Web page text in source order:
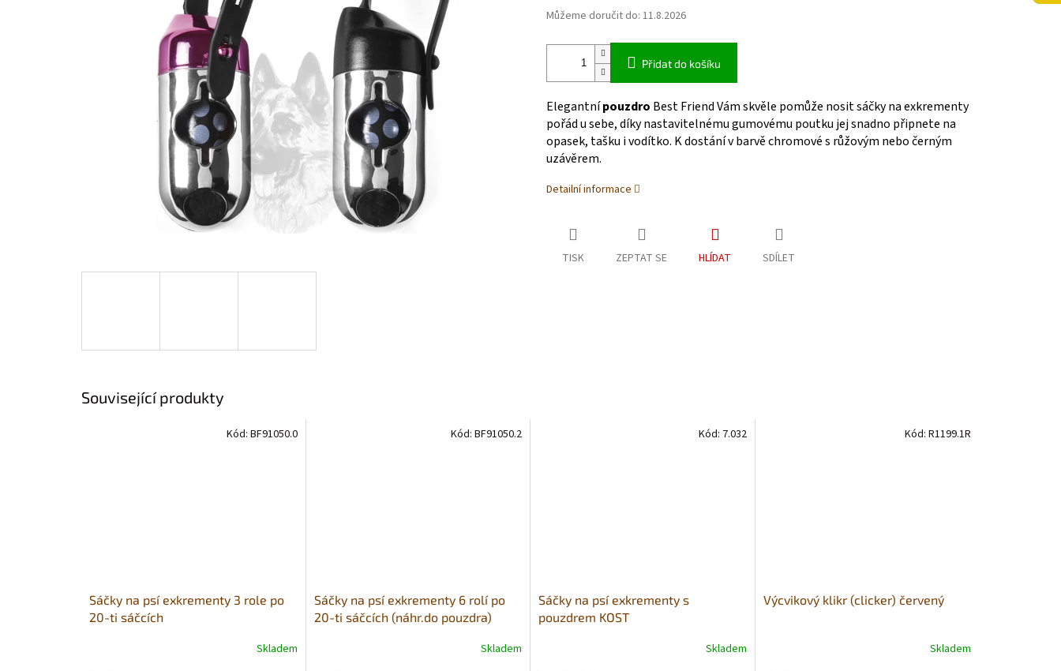
Můžeme doručit do: 11.8.2026
Přidat do košíku
Elegantnípouzdro Best Friend Vám skvěle pomůže nosit sáčky na exkrementy
pořád u sebe, díky nastavitelnému gumovému poutku jej snadno připnete na
opasek, tašku i vodítko. K dostání v barvě chromové s růžovým nebo černým
uzávěrem.
Detailní informace
TISK ZEPTAT SE HLÍDAT SDÍLET
Související produkty
Sáčky na psí exkrementy 3 role po
20-ti sáčcích
Skladem
Kód: BF91050.0
Sáčky na psí exkrementy 6 rolí po
20-ti sáčcích (náhr.do pouzdra)
Skladem
Kód: BF91050.2
Sáčky na psí exkrementy s
pouzdrem KOST
Skladem
Kód: 7.032
Výcvikový klikr (clicker) červený
Skladem
Kód: R1199.1R